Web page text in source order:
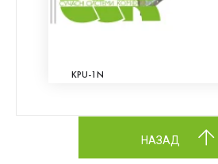
KPU-1N
НАЗАД